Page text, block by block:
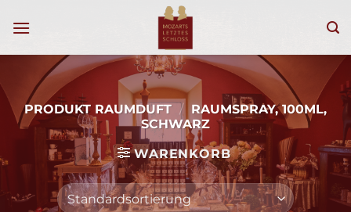
Inhalt
PRODUKT RAUMDUFT / RAUMSPRAY, 100ML,
SCHWARZ
WARENKORB